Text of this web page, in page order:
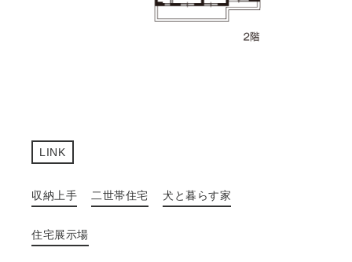
LINK
収納上手 二世帯住宅 犬と暮らす家
住宅展示場